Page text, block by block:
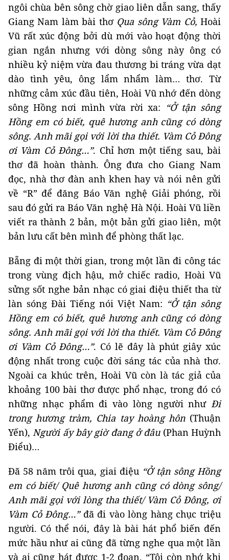
ngôi chùa bên sông chờ giao liên dẫn sang, thấy
Giang Nam làm bài thơ Qua sông Vàm Cỏ, Hoài
Vũ rất xúc động bởi dù mới vào hoạt động thời
gian ngắn nhưng với dòng sông này ông có
nhiều kỷ niệm vừa đau thương bi tráng vừa dạt
dào tình yêu, ông lẩm nhẩm làm… thơ. Từ
những cảm xúc đầu tiên, Hoài Vũ nhớ đến dòng
sông Hồng nơi mình vừa rời xa: “Ở tận sông
Hồng em có biết, quê hương anh cũng có dòng
sông. Anh mãi gọi với lời tha thiết. Vàm Cỏ Đông
ơi Vàm Cỏ Đông…”. Chỉ hơn một tiếng sau, bài
thơ đã hoàn thành. Ông đưa cho Giang Nam
đọc, nhà thơ đàn anh khen hay và nói nên gửi
về “R” để đăng Báo Văn nghệ Giải phóng, rồi
sau đó gửi ra Báo Văn nghệ Hà Nội. Hoài Vũ liền
viết ra thành 2 bản, một bản gửi giao liên, một
bản lưu cất bên mình để phòng thất lạc.
Bẵng đi một thời gian, trong một lần đi công tác
trong vùng địch hậu, mở chiếc radio, Hoài Vũ
sửng sốt nghe bản nhạc có giai điệu thiết tha từ
làn sóng Đài Tiếng nói Việt Nam: “Ở tận sông
Hồng em có biết, quê hương anh cũng có dòng
sông. Anh mãi gọi với lời tha thiết. Vàm Cỏ Đông
ơi Vàm Cỏ Đông…”. Có lẽ đây là phút giây xúc
động nhất trong cuộc đời sáng tác của nhà thơ.
Ngoài ca khúc trên, Hoài Vũ còn là tác giả của
khoảng 100 bài thơ được phổ nhạc, trong đó có
những nhạc phẩm đi vào lòng người như Đi
trong hương tràm, Chia tay hoàng hôn(Thuận
Yến), Người ấy bây giờ đang ở đâu(Phan Huỳnh
Điểu)…
Đã 58 năm trôi qua, giai điệu “Ở tận sông Hồng
em có biết/ Quê hương anh cũng có dòng sông/
Anh mãi gọi với lòng tha thiết/ Vàm Cỏ Đông, ơi
Vàm Cỏ Đông…”đã đi vào lòng hàng chục triệu
người. Có thể nói, đây là bài hát phổ biến đến
mức hầu như ai cũng đã từng nghe qua một lần
và ai cũng hát được 1-2 đoạn. “Tôi còn nhớ khi